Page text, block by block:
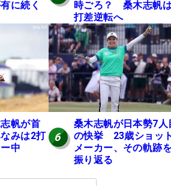
に続く
時ごろ？ 桑木志帆
打差逆転へ
帆が首
みは2打
中
6
桑木志帆が日本勢7人
の快挙 23歳ショッ
メーカー、その軌跡
振り返る